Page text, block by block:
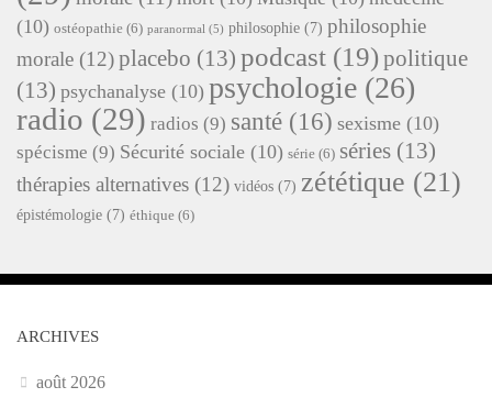
(10) ostéopathie (6) paranormal (5) philosophie (7) philosophie
morale (12)placebo (13) podcast (19)politique
(13) psychanalyse (10) psychologie (26)
radio (29) radios (9) santé (16) sexisme (10)
spécisme (9) Sécurité sociale (10) série (6) séries (13)
thérapies alternatives (12) vidéos (7) zététique (21)
épistémologie (7) éthique (6)
ARCHIVES
août 2026